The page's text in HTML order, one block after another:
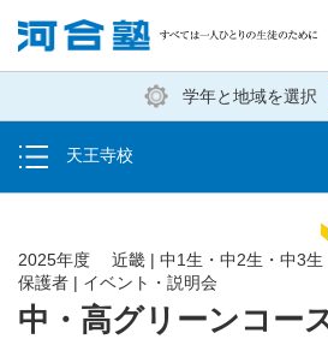
塾生の方
学年と地域を選択
天王寺校
トップ
地図・アクセス
中・高グリーンコー
2025年度 近畿 | 中1生・中2生・中3生
保護者 | イベント・説明会